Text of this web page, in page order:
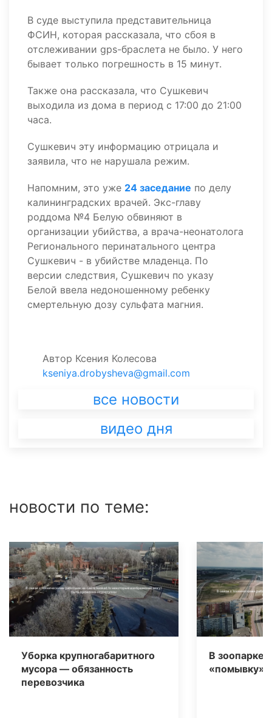
В суде выступила представительница
ФСИН, которая рассказала, что сбоя в
отслеживании gps-браслета не было. У него
бывает только погрешность в 15 минут.
Также она рассказала, что Сушкевич
выходила из дома в период с 17:00 до 21:00
часа.
Сушкевич эту информацию отрицала и
заявила, что не нарушала режим.
Напомним, это уже 24 заседание по делу
калининградских врачей. Экс-главу
роддома №4 Белую обвиняют в
организации убийства, а врача-неонатолога
Регионального перинатального центра
Сушкевич - в убийстве младенца. По
версии следствия, Сушкевич по указу
Белой ввела недоношенному ребенку
смертельную дозу сульфата магния.
Автор Ксения Колесова
kseniya.drobysheva@gmail.com
все новости
видео дня
новости по теме:
Уборка крупногабаритного
мусора — обязанность
перевозчика
В зоопарке
«помывку»